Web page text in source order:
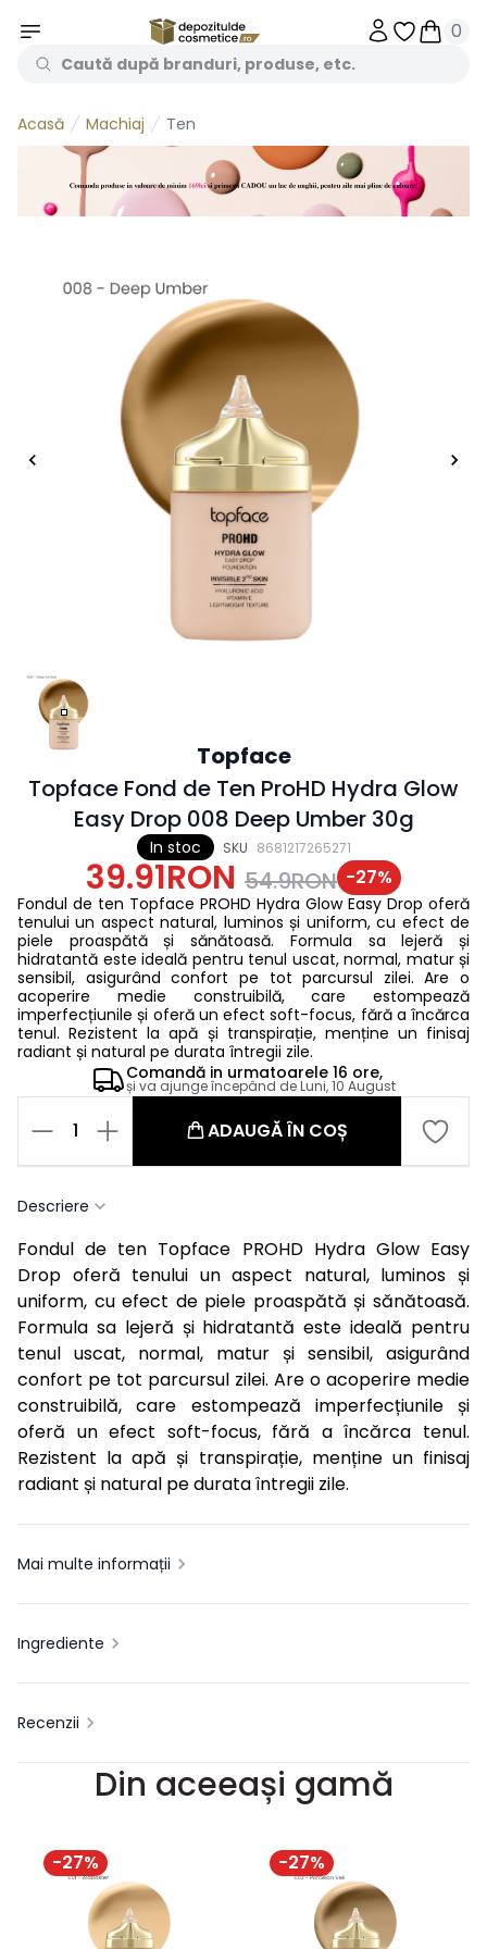
Obiecte
0
Acasă Machiaj Ten
In stoc SKU 8681217265271
Topface
Topface Fond de Ten ProHD Hydra Glow
Easy Drop 008 Deep Umber 30g
39.91RON 54.9RON -27%
Fondul de ten Topface PROHD Hydra Glow Easy Drop oferă
tenului un aspect natural, luminos și uniform, cu efect de
piele proaspătă și sănătoasă. Formula sa lejeră și
hidratantă este ideală pentru tenul uscat, normal, matur și
sensibil, asigurând confort pe tot parcursul zilei. Are o
acoperire medie construibilă, care estompează
imperfecțiunile și oferă un efect soft-focus, fără a încărca
tenul. Rezistent la apă și transpirație, menține un finisaj
radiant și natural pe durata întregii zile.
Comandă in urmatoarele 16 ore,
și va ajunge începând deLuni, 10 August
1 ADAUGĂ ÎN COȘ
Descriere
Fondul de ten Topface PROHD Hydra Glow Easy
Drop oferă tenului un aspect natural, luminos și
uniform, cu efect de piele proaspătă și sănătoasă.
Formula sa lejeră și hidratantă este ideală pentru
tenul uscat, normal, matur și sensibil, asigurând
confort pe tot parcursul zilei. Are o acoperire medie
construibilă, care estompează imperfecțiunile și
oferă un efect soft-focus, fără a încărca tenul.
Rezistent la apă și transpirație, menține un finisaj
radiant și natural pe durata întregii zile.
Mai multe informații
Ingrediente
Recenzii
Din aceeași gamă
-27% -27%